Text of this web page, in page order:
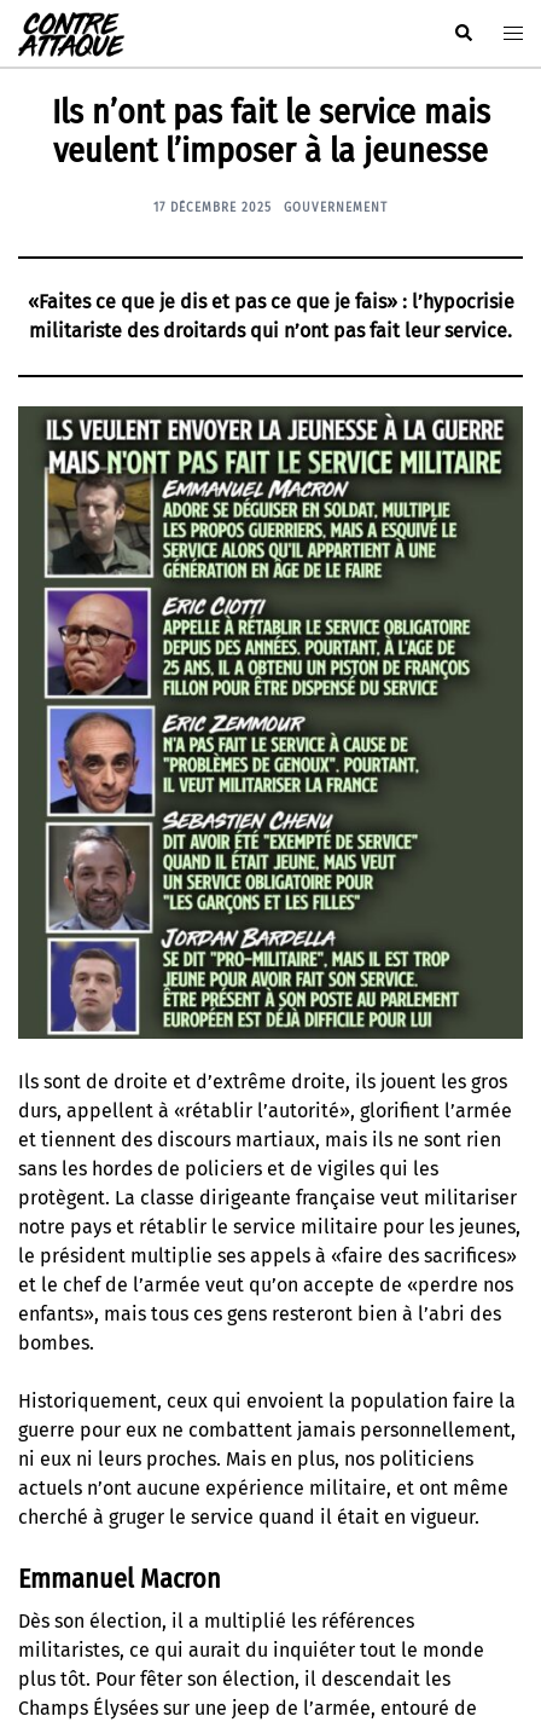
Aller
au
contenu
Rechercher
Ils n’ont pas fait le service mais
veulent l’imposer à la jeunesse
17 DÉCEMBRE 2025 GOUVERNEMENT
«Faites ce que je dis et pas ce que je fais» : l’hypocrisie
militariste des droitards qui n’ont pas fait leur service.
Ils sont de droite et d’extrême droite, ils jouent les gros
durs, appellent à «rétablir l’autorité», glorifient l’armée
et tiennent des discours martiaux, mais ils ne sont rien
sans les hordes de policiers et de vigiles qui les
protègent. La classe dirigeante française veut militariser
notre pays et rétablir le service militaire pour les jeunes,
le président multiplie ses appels à «faire des sacrifices»
et le chef de l’armée veut qu’on accepte de «perdre nos
enfants», mais tous ces gens resteront bien à l’abri des
bombes.
Historiquement, ceux qui envoient la population faire la
guerre pour eux ne combattent jamais personnellement,
ni eux ni leurs proches. Mais en plus, nos politiciens
actuels n’ont aucune expérience militaire, et ont même
cherché à gruger le service quand il était en vigueur.
Emmanuel Macron
Dès son élection, il a multiplié les références
militaristes, ce qui aurait du inquiéter tout le monde
plus tôt. Pour fêter son élection, il descendait les
Champs Élysées sur une jeep de l’armée, entouré de